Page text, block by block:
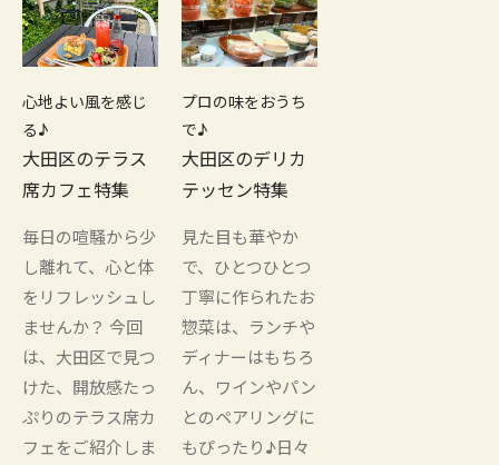
心地よい風を感じ
る♪
大田区のテラス
席カフェ特集
毎日の喧騒から少
し離れて、心と体
をリフレッシュし
ませんか？ 今回
は、大田区で見つ
けた、開放感たっ
ぷりのテラス席カ
フェをご紹介しま
プロの味をおうち
で♪
大田区のデリカ
テッセン特集
見た目も華やか
で、ひとつひとつ
丁寧に作られたお
惣菜は、ランチや
ディナーはもちろ
ん、ワインやパン
とのペアリングに
もぴったり♪日々